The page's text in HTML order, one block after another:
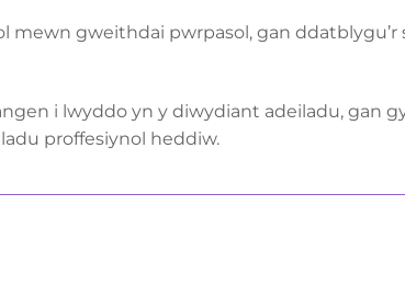
gweithdai pwrpasol, gan ddatblygu’r
i lwyddo yn y diwydiant adeiladu, gan
proffesiynol heddiw.